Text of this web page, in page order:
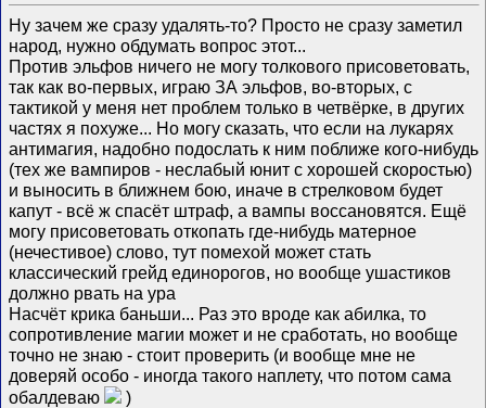
Ну зачем же сразу удалять-то? Просто не сразу заметил
народ, нужно обдумать вопрос этот...
Против эльфов ничего не могу толкового присоветовать,
так как во-первых, играю ЗА эльфов, во-вторых, с
тактикой у меня нет проблем только в четвёрке, в других
частях я похуже... Но могу сказать, что если на лукарях
антимагия, надобно подослать к ним поближе кого-нибудь
(тех же вампиров - неслабый юнит с хорошей скоростью)
и выносить в ближнем бою, иначе в стрелковом будет
капут - всё ж спасёт штраф, а вампы воссановятся. Ещё
могу присоветовать откопать где-нибудь матерное
(нечестивое) слово, тут помехой может стать
классический грейд единорогов, но вообще ушастиков
должно рвать на ура
Насчёт крика баньши... Раз это вроде как абилка, то
сопротивление магии может и не сработать, но вообще
точно не знаю - стоит проверить (и вообще мне не
доверяй особо - иногда такого наплету, что потом сама
обалдеваю
)